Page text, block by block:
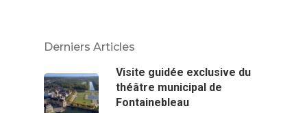
Derniers Articles
Visite guidée exclusive du
théâtre municipal de
Fontainebleau